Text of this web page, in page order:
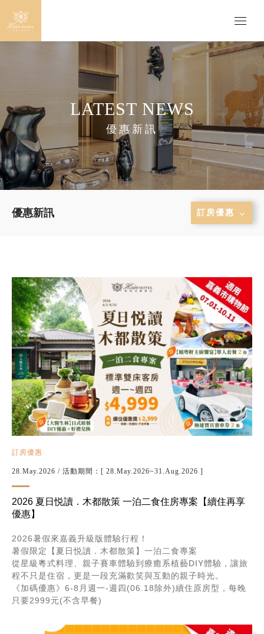
LATEST NEWS
優惠新訊
優惠新訊 訂房優惠
訂房優惠
28.May.2026 / 活動期間：[ 28.May.2026~31.Aug.2026 ]
2026 夏日悦讀．木都散策 一泊二食住房專案【續住再享
優惠】
2026暑假來嘉義升級版體驗行程！
暑假限定【夏日悦讀．木都散策】一泊二食專案
從星級粵式料理、親子賽車體驗到療癒系植藝DIY體驗，讓旅
程不只是住宿，更是一段充滿歡笑與互動的親子時光。
《加碼優惠》6-8月週一-週四(06.18除外)續住原房型，每晚
只要2999元(不含早餐)